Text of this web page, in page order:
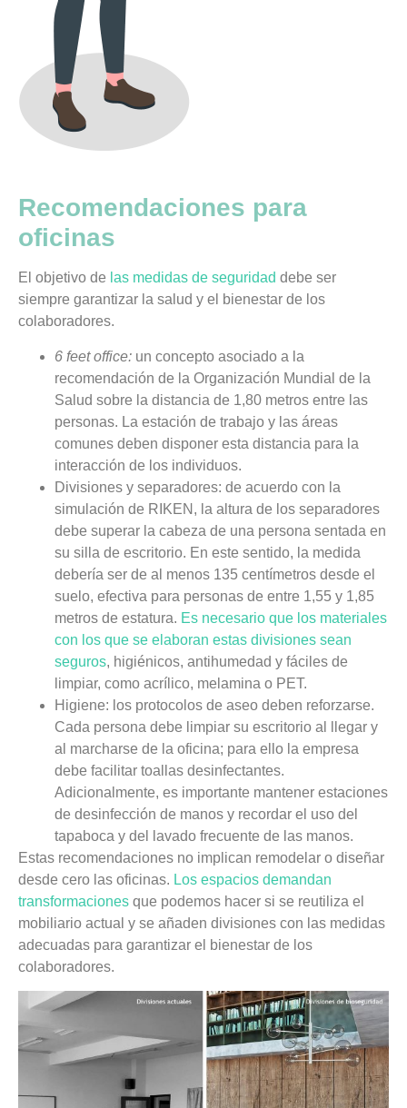
Recomendaciones para
oficinas
El objetivo de las medidas de seguridad debe ser
siempre garantizar la salud y el bienestar de los
colaboradores.
6 feet office: un concepto asociado a la
recomendación de la Organización Mundial de la
Salud sobre la distancia de 1,80 metros entre las
personas. La estación de trabajo y las áreas
comunes deben disponer esta distancia para la
interacción de los individuos.
Divisiones y separadores: de acuerdo con la
simulación de RIKEN, la altura de los separadores
debe superar la cabeza de una persona sentada en
su silla de escritorio. En este sentido, la medida
debería ser de al menos 135 centímetros desde el
suelo, efectiva para personas de entre 1,55 y 1,85
metros de estatura. Es necesario que los materiales
con los que se elaboran estas divisiones sean
seguros, higiénicos, antihumedad y fáciles de
limpiar, como acrílico, melamina o PET.
Higiene: los protocolos de aseo deben reforzarse.
Cada persona debe limpiar su escritorio al llegar y
al marcharse de la oficina; para ello la empresa
debe facilitar toallas desinfectantes.
Adicionalmente, es importante mantener estaciones
de desinfección de manos y recordar el uso del
tapaboca y del lavado frecuente de las manos.
Estas recomendaciones no implican remodelar o diseñar
desde cero las oficinas. Los espacios demandan
transformaciones que podemos hacer si se reutiliza el
mobiliario actual y se añaden divisiones con las medidas
adecuadas para garantizar el bienestar de los
colaboradores.